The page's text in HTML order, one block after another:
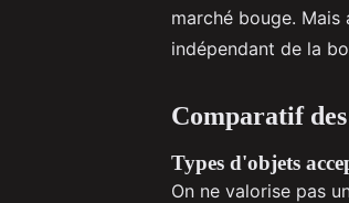
marché bouge. Mais
indépendant de la
Comparatif
Types d'objets
On ne valorise pas